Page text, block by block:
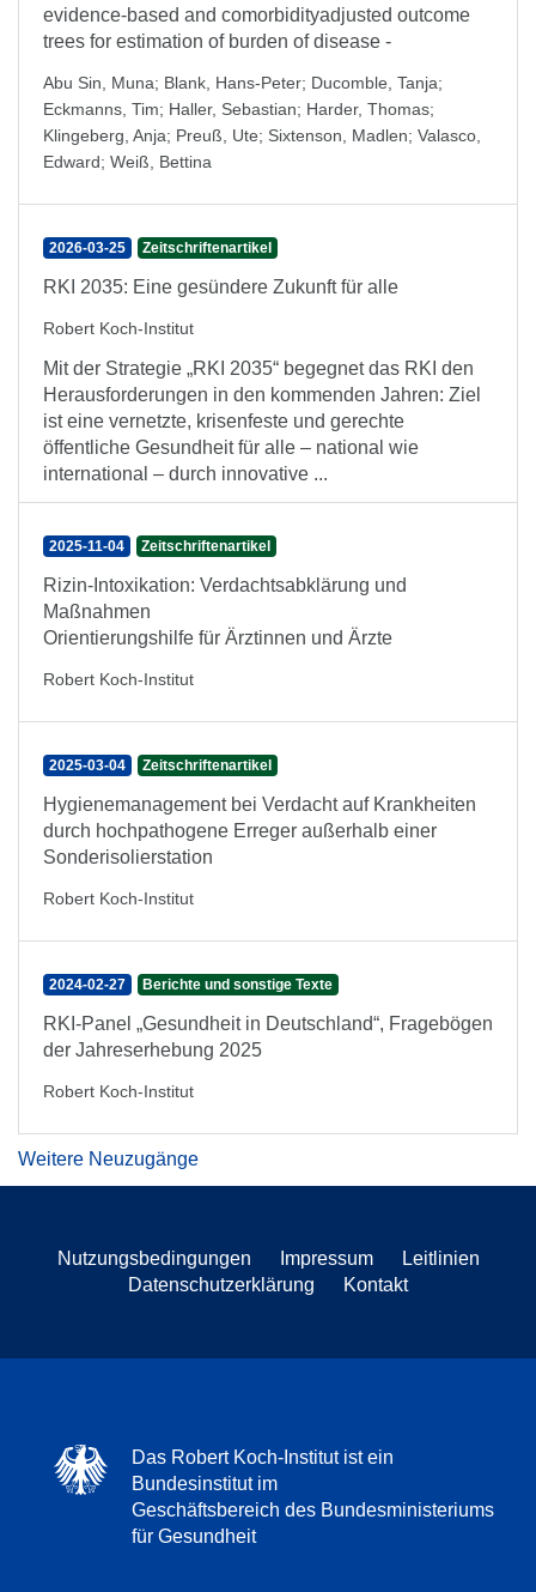
evidence-based and comorbidityadjusted outcome
trees for estimation of burden of disease -
Abu Sin, Muna; Blank, Hans-Peter; Ducomble, Tanja;
Eckmanns, Tim; Haller, Sebastian; Harder, Thomas;
Klingeberg, Anja; Preuß, Ute; Sixtenson, Madlen; Valasco,
Edward; Weiß, Bettina
2026-03-25 Zeitschriftenartikel
RKI 2035: Eine gesündere Zukunft für alle
Robert Koch-Institut
Mit der Strategie „RKI 2035“ begegnet das RKI den
Heraus­forderungen in den kommenden Jahren: Ziel
ist eine vernetzte, krisenfeste und gerechte
öffentliche Gesund­heit für alle – national wie
international – durch innovative ...
2025-11-04 Zeitschriftenartikel
Rizin-Intoxikation: Verdachtsabklärung und
Maßnahmen
Orientierungshilfe für Ärztinnen und Ärzte
Robert Koch-Institut
2025-03-04 Zeitschriftenartikel
Hygienemanagement bei Verdacht auf Krankheiten
durch hochpathogene Erreger außerhalb einer
Sonderisolierstation
Robert Koch-Institut
2024-02-27 Berichte und sonstige Texte
RKI-Panel „Gesundheit in Deutschland“, Fragebögen
der Jahreserhebung 2025
Robert Koch-Institut
Weitere Neuzugänge
Nutzungsbedingungen Impressum
Leitlinien
Datenschutzerklärung
Kontakt
Das Robert Koch-Institut ist ein
Bundesinstitut im
Geschäftsbereich des Bundesministeriums
für Gesundheit